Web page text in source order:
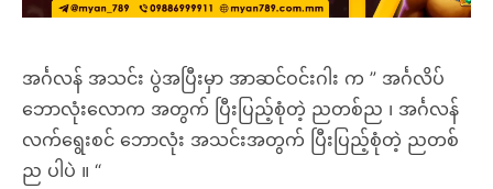
အင်္ဂလန် အသင်း ပွဲအပြီးမှာ အာဆင်ဝင်းဂါး က ” အင်္ဂလိပ်
ဘောလုံးလောက အတွက် ပြီးပြည့်စုံတဲ့ ညတစ်ည ၊ အင်္ဂလန်
လက်ရွေးစင် ဘောလုံး အသင်းအတွက် ပြီးပြည့်စုံတဲ့ ညတစ်
ည ပါပဲ ။ “